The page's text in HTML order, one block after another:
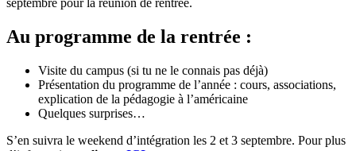
septembre pour la réunion de rentrée.
Au programme de la rentrée :
Visite du campus (si tu ne le connais pas déjà)
Présentation du programme de l’année : cours, associations,
explication de la pédagogie à l’américaine
Quelques surprises…
S’en suivra le weekend d’intégration les 2 et 3 septembre. Pour plus